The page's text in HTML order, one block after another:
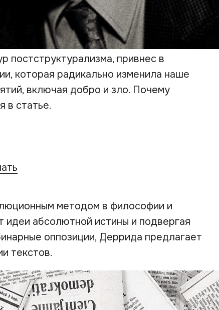
постструктурализма, привнес в
которая радикально изменила наше
включая добро и зло. Почему
в статье.
методом в философии и
идеи абсолютной истины и подвергая
оппозиции, Деррида предлагает
текстов.